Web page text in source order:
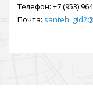
Телефон: +7 (953)
Почта: